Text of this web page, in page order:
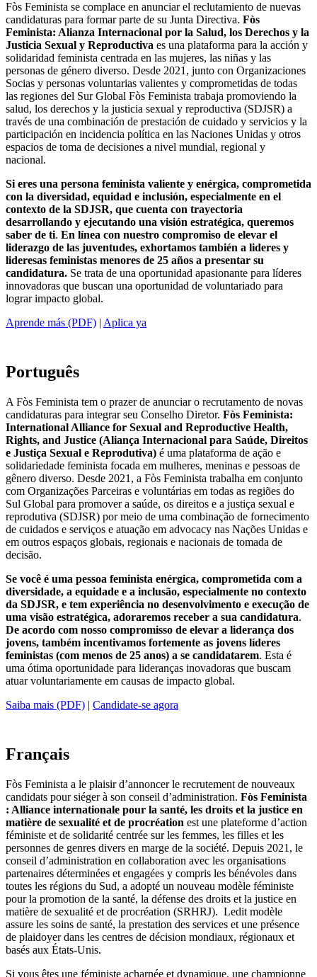
Fòs Feminista se complace en anunciar el reclutamiento de nuevas
candidaturas para formar parte de su Junta Directiva. Fòs
Feminista: Alianza Internacional por la Salud, los Derechos y la
Justicia Sexual y Reproductiva es una plataforma para la acción y
solidaridad feminista centrada en las mujeres, las niñas y las
personas de género diverso. Desde 2021, junto con Organizaciones
Socias y personas voluntarias valientes y comprometidas de todas
las regiones del Sur Global Fòs Feminista trabaja promoviendo la
salud, los derechos y la justicia sexual y reproductiva (SDJSR) a
través de una combinación de prestación de cuidado y servicios y la
participación en incidencia política en las Naciones Unidas y otros
espacios de toma de decisiones a nivel mundial, regional y
nacional.
Si eres una persona feminista valiente y enérgica, comprometida
con la diversidad, equidad e inclusión, especialmente en el
contexto de la SDJSR, que cuenta con trayectoria
desarrollando y ejecutando una visión estratégica, queremos
saber de ti. En línea con nuestro compromiso de elevar el
liderazgo de las juventudes, exhortamos también a lideres y
lideresas feministas menores de 25 años a presentar su
candidatura. Se trata de una oportunidad apasionante para líderes
innovadoras que buscan una oportunidad de voluntariado para
lograr impacto global.
Aprende más (PDF) | Aplica ya
Português
A Fòs Feminista tem o prazer de anunciar o recrutamento de novas
candidaturas para integrar seu Conselho Diretor. Fòs Feminista:
International Alliance for Sexual and Reproductive Health,
Rights, and Justice (Aliança Internacional para Saúde, Direitos
e Justiça Sexual e Reprodutiva) é uma plataforma de ação e
solidariedade feminista focada em mulheres, meninas e pessoas de
gênero diverso. Desde 2021, a Fòs Feminista trabalha em conjunto
com Organizações Parceiras e voluntárias em todas as regiões do
Sul Global para promover a saúde, os direitos e a justiça sexual e
reprodutiva (SDJSR) por meio de uma combinação de fornecimento
de cuidados e serviços e atuação em advocacy nas Nações Unidas e
em outros espaços globais, regionais e nacionais de tomada de
decisão.
Se você é uma pessoa feminista enérgica, comprometida com a
diversidade, a equidade e a inclusão, especialmente no contexto
da SDJSR, e tem experiência no desenvolvimento e execução de
uma visão estratégica, adoraremos receber a sua candidatura.
De acordo com nosso compromisso de elevar a liderança dos
jovens, também incentivamos fortemente as jovens líderes
feministas (com menos de 25 anos) a se candidatarem. Esta é
uma ótima oportunidade para lideranças inovadoras que buscam
atuar voluntariamente em causas de impacto global.
Saiba mais (PDF) | Candidate-se agora
Français
Fòs Feminista a le plaisir d’annoncer le recrutement de nouveaux
candidats pour siéger à son conseil d’administration. Fòs Feminista
: Alliance internationale pour la santé, les droits et la justice en
matière de sexualité et de procréation est une plateforme d’action
féministe et de solidarité centrée sur les femmes, les filles et les
personnes de genres divers en marge de la société. Depuis 2021, le
conseil d’administration en collaboration avec les organisations
partenaires déterminées et engagées y compris les bénévoles dans
toutes les régions du Sud, a adopté un nouveau modèle féministe
pour la promotion de la santé, la défense des droits et la justice en
matière de sexualité et de procréation (SRHRJ). Ledit modèle
assure les soins de santé, la prestation des services et une présence
de plaidoyer dans les centres de décision mondiaux, régionaux et
basés aux États-Unis.
Si vous êtes une féministe acharnée et dynamique, une championne